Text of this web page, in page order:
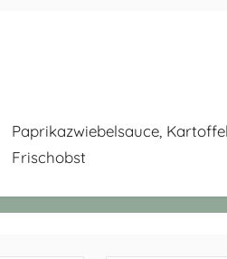
Paprikazwiebelsauce,
Frischobst